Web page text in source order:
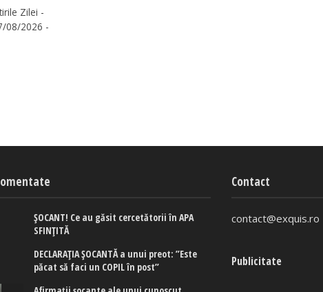
Zilei -
08/2026 -
ȘOCANT! Ce au găsit cercetătorii în APA
SFINȚITĂ
DECLARAȚIA ȘOCANTĂ a unui preot: ”Este
păcat să faci un COPIL în post”
Contact
contact@exquis.ro
Publicitate